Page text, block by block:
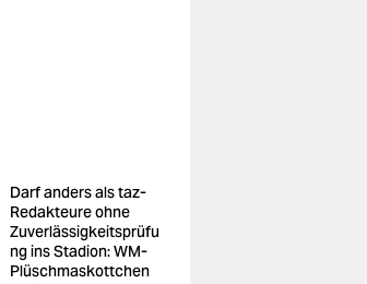
Darf anders als taz-
Redakteure ohne
Zuverlässigkeitsprüfu
ng ins Stadion: WM-
Plüschmaskottchen